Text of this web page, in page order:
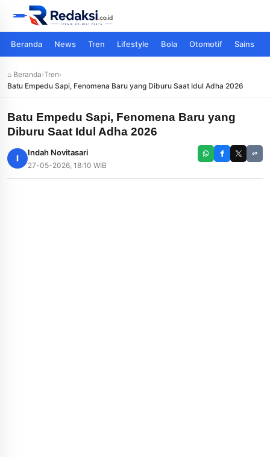
Beranda News Tren Lifestyle Bola Otomotif Sains
⌂ Beranda›Tren›
Batu Empedu Sapi, Fenomena Baru yang Diburu Saat Idul Adha 2026
Batu Empedu Sapi, Fenomena Baru yang
Diburu Saat Idul Adha 2026
I
Indah Novitasari
27-05-2026, 18:10 WIB